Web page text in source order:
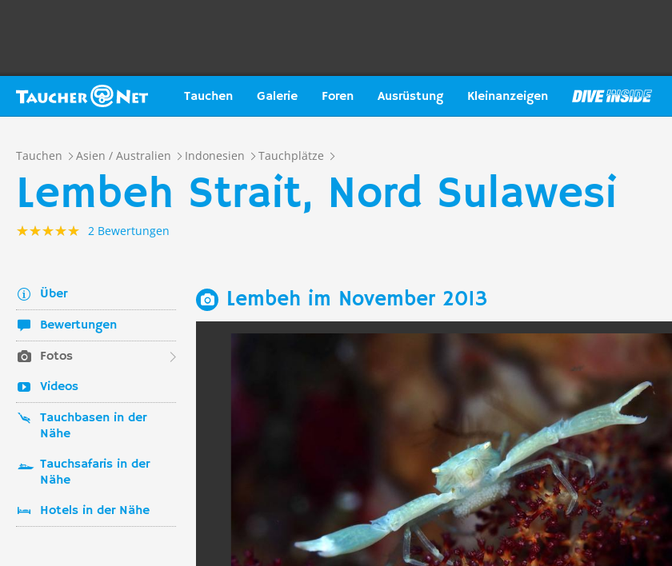
Tauchen Galerie Foren Ausrüstung Kleinanzeigen
Tauchen Asien / Australien Indonesien Tauchplätze
Lembeh Strait, Nord Sulawesi
2 Bewertungen
Über
Bewertungen
Fotos
Videos
Tauchbasen in der
Nähe
Tauchsafaris in der
Nähe
Hotels in der Nähe
Lembeh im November 2013